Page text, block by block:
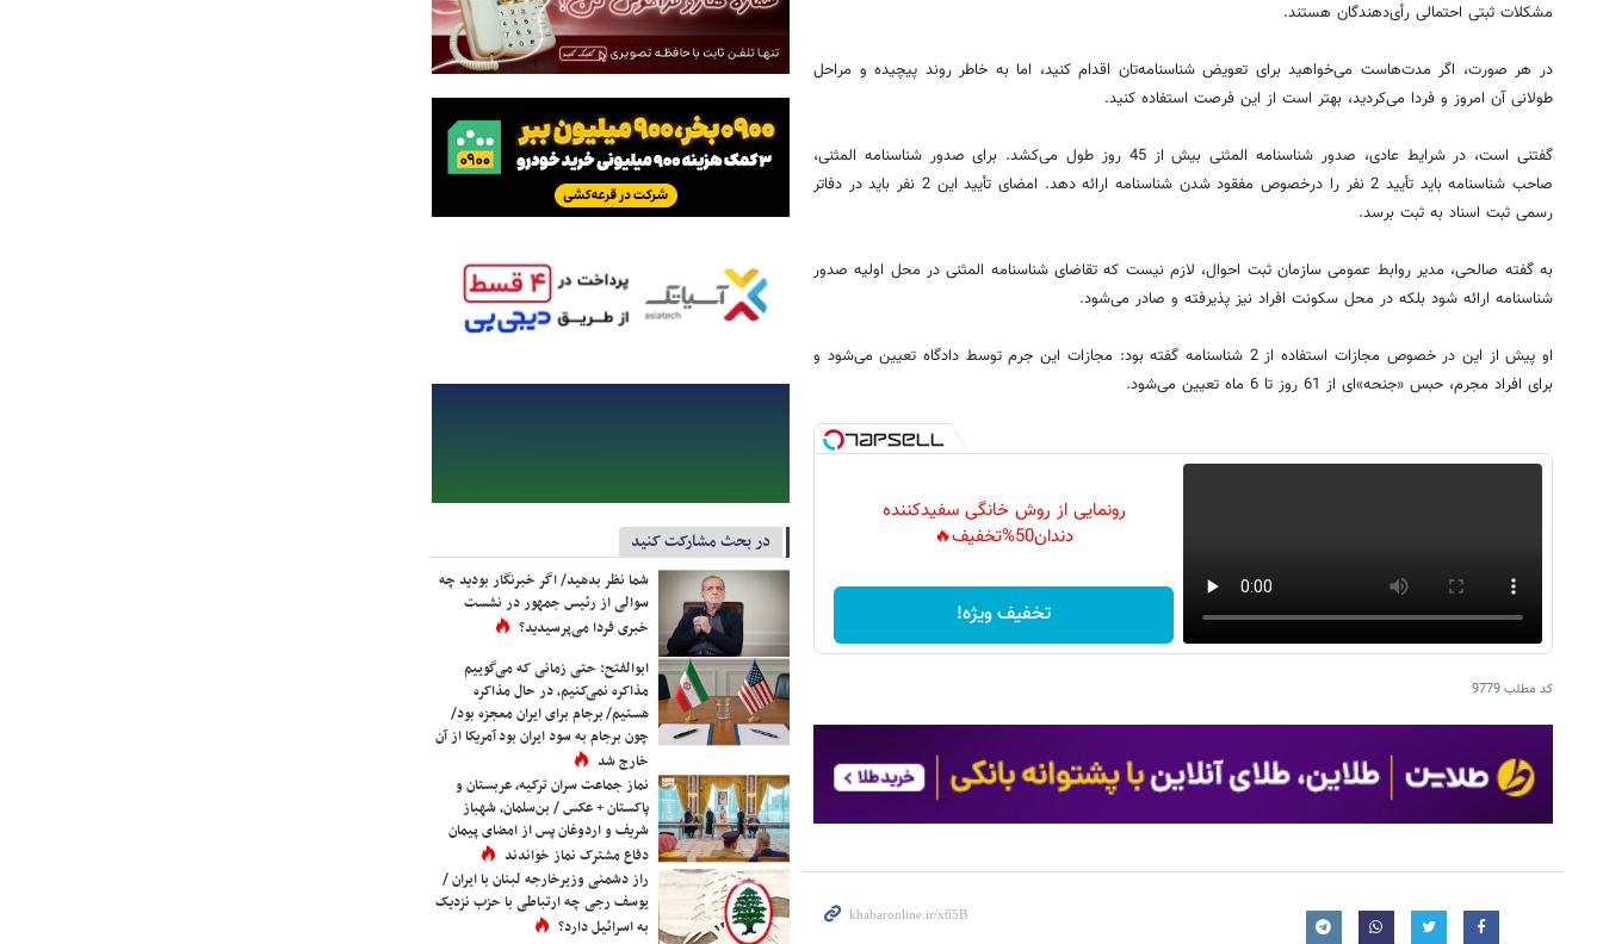
مشکلات ثبتی احتمالی رأی‌دهندگان هستند.
در هر صورت، اگر مدت‌هاست می‌خواهید برای تعویض شناسنامه‌تان اقدام کنید، اما به خاطر روند پیچیده و مراحل
طولانی آن امروز و فردا می‌کردید، بهتر است از این فرصت استفاده کنید.
گفتنی است، در شرایط عادی، صدور شناسنامه المثنی بیش از 45 روز طول می‌کشد. برای صدور شناسنامه المثنی،
صاحب شناسنامه باید تأیید 2 نفر را درخصوص مفقود شدن شناسنامه ارائه دهد. امضای تأیید این 2 نفر باید در دفاتر
رسمی ثبت اسناد به ثبت برسد.
به گفته صالحی، مدیر روابط عمومی سازمان ثبت احوال، لازم نیست که تقاضای شناسنامه المثنی در محل اولیه صدور
شناسنامه ارائه شود بلکه در محل سکونت افراد نیز پذیرفته و صادر می‌شود.
او پیش از این در خصوص مجازات استفاده از 2 شناسنامه گفته بود: مجازات این جرم توسط دادگاه تعیین می‌شود و
برای افراد مجرم، حبس «جنحه»‌ای از 61 روز تا 6 ماه تعیین می‌شود.
رونمایی از روش خانگی سفیدکننده
دندان50%تخفیف🔥
تخفیف ویژه!
کد مطلب9779
در بحث مشارکت کنید
شما نظر بدهید/ اگر خبرنگار بودید چه
سوالی از رئیس جمهور در نشست
خبری فردا می‌پرسیدید؟
ابوالفتح: حتی زمانی که می‌گوییم
مذاکره نمی‌کنیم، در حال مذاکره
هستیم/ برجام برای ایران معجزه بود/
چون برجام به سود ایران بود آمریکا از آن
خارج شد
نماز جماعت سران ترکیه، عربستان و
پاکستان + عکس / بن‌سلمان، شهباز
شریف و اردوغان پس از امضای پیمان
دفاع مشترک نماز خواندند
راز دشمنی وزیرخارجه لبنان با ایران /
یوسف رجی چه ارتباطی با حزب نزدیک
به اسرائیل دارد؟